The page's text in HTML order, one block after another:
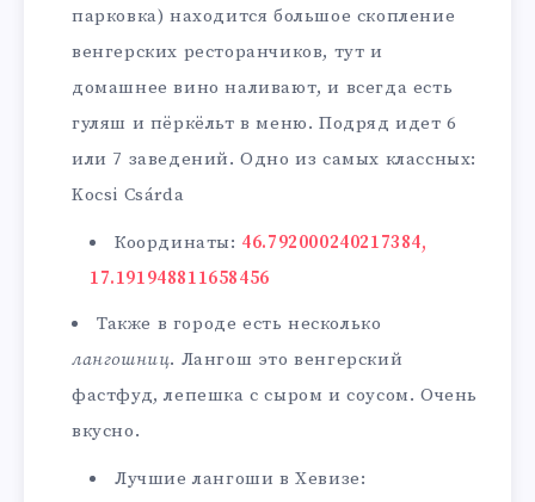
парковка) находится большое скопление
венгерских ресторанчиков, тут и
домашнее вино наливают, и всегда есть
гуляш и пёркёльт в меню. Подряд идет 6
или 7 заведений. Одно из самых классных:
Kocsi Csárda
Координаты: 46.792000240217384,
17.191948811658456
Также в городе есть несколько
лангошниц. Лангош это венгерский
фастфуд, лепешка с сыром и соусом. Очень
вкусно.
Лучшие лангоши в Хевизе: